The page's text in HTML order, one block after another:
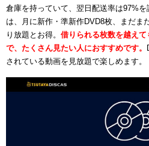
倉庫を持っていて、翌日配送率は97%
は、月に新作・準新作DVD8枚、まだま
り放題とお得。 借りられる枚数を越え
で、たくさん見たい人におすすめです。
されている動画を見放題で楽しめます。